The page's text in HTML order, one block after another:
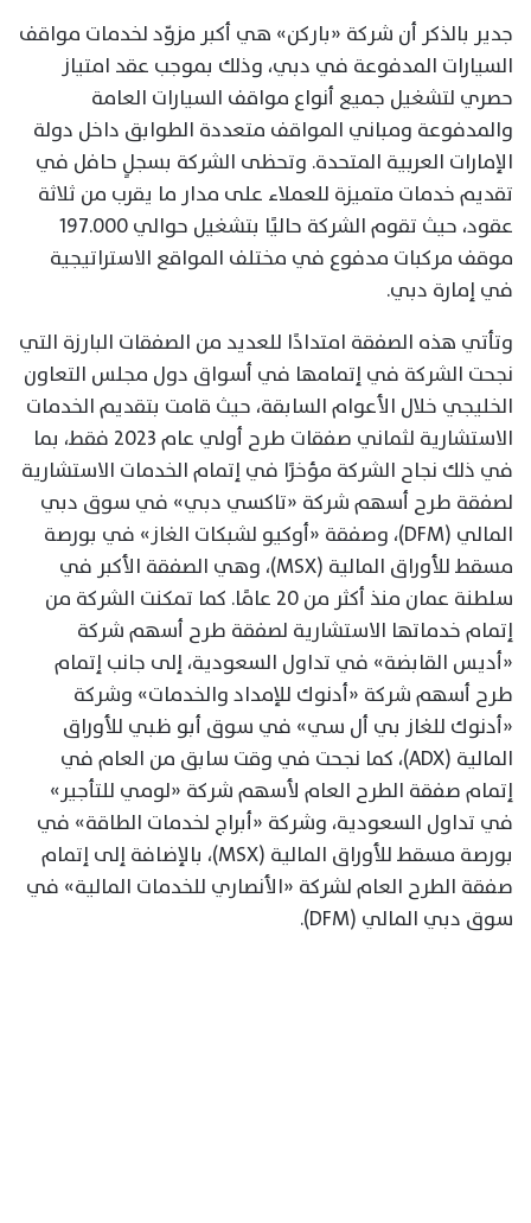
جدير بالذكر أن شركة «باركن» هي أكبر مزوّد لخدمات مواقف
السيارات المدفوعة في دبي، وذلك بموجب عقد امتياز
حصري لتشغيل جميع أنواع مواقف السيارات العامة
والمدفوعة ومباني المواقف متعددة الطوابق داخل دولة
الإمارات العربية المتحدة. وتحظى الشركة بسجلٍ حافل في
تقديم خدمات متميزة للعملاء على مدار ما يقرب من ثلاثة
عقود، حيث تقوم الشركة حاليًا بتشغيل حوالي 197.000
موقف مركبات مدفوع في مختلف المواقع الاستراتيجية
في إمارة دبي.
وتأتي هذه الصفقة امتدادًا للعديد من الصفقات البارزة التي
نجحت الشركة في إتمامها في أسواق دول مجلس التعاون
الخليجي خلال الأعوام السابقة، حيث قامت بتقديم الخدمات
الاستشارية لثماني صفقات طرح أولي عام 2023 فقط، بما
في ذلك نجاح الشركة مؤخرًا في إتمام الخدمات الاستشارية
لصفقة طرح أسهم شركة «تاكسي دبي» في سوق دبي
المالي (DFM)، وصفقة «أوكيو لشبكات الغاز» في بورصة
مسقط للأوراق المالية (MSX)، وهي الصفقة الأكبر في
سلطنة عمان منذ أكثر من 20 عامًا. كما تمكنت الشركة من
إتمام خدماتها الاستشارية لصفقة طرح أسهم شركة
«أديس القابضة» في تداول السعودية، إلى جانب إتمام
طرح أسهم شركة «أدنوك للإمداد والخدمات» وشركة
«أدنوك للغاز بي أل سي» في سوق أبو ظبي للأوراق
المالية (ADX)، كما نجحت في وقت سابق من العام في
إتمام صفقة الطرح العام لأسهم شركة «لومي للتأجير»
في تداول السعودية، وشركة «أبراج لخدمات الطاقة» في
بورصة مسقط للأوراق المالية (MSX)، بالإضافة إلى إتمام
صفقة الطرح العام لشركة «الأنصاري للخدمات المالية» في
سوق دبي المالي (DFM).